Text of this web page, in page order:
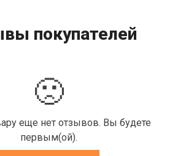
покупателей
🙁
еще нет отзывов. Вы будете
первым(ой).